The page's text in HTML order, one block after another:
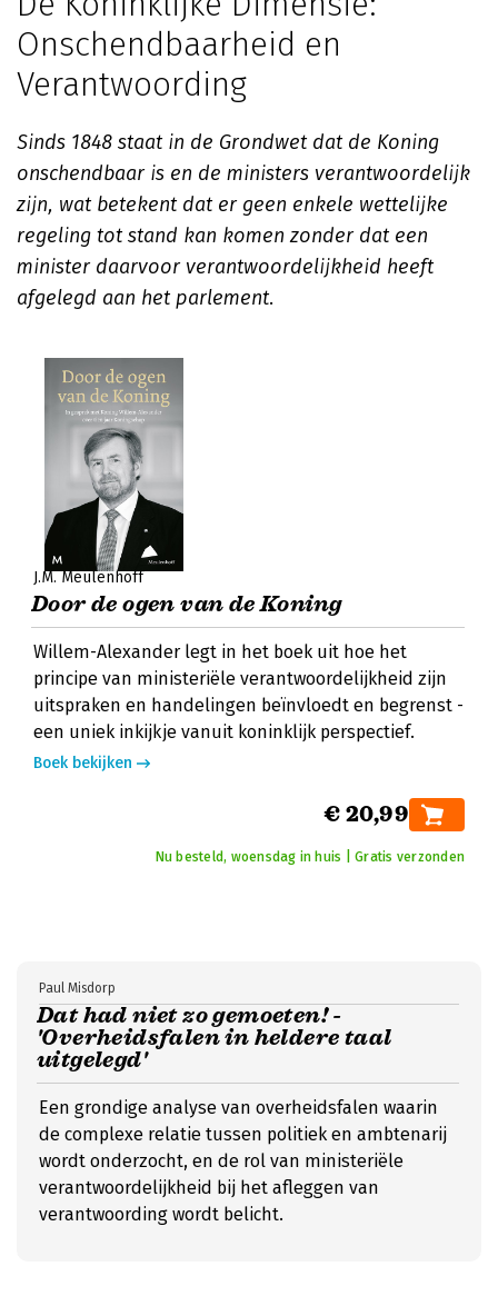
Onschendbaarheid en
Verantwoording
Sinds 1848 staat in de Grondwet dat de Koning
onschendbaar is en de ministers verantwoordelijk
zijn, wat betekent dat er geen enkele wettelijke
regeling tot stand kan komen zonder dat een
minister daarvoor verantwoordelijkheid heeft
afgelegd aan het parlement.
J.M. Meulenhoff
Door de ogen van de Koning
Willem-Alexander legt in het boek uit hoe het
principe van ministeriële verantwoordelijkheid zijn
uitspraken en handelingen beïnvloedt en begrenst -
een uniek inkijkje vanuit koninklijk perspectief.
Boek bekijken
€ 20,99
Nu besteld, woensdag in huis | Gratis verzonden
Dat had niet zo gemoeten! -
'Overheidsfalen in heldere taal
uitgelegd'
Paul Misdorp
Een grondige analyse van overheidsfalen waarin
de complexe relatie tussen politiek en ambtenarij
wordt onderzocht, en de rol van ministeriële
verantwoordelijkheid bij het afleggen van
verantwoording wordt belicht.